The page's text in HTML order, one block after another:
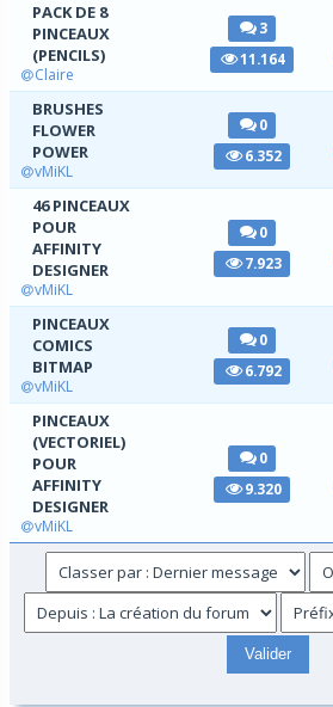
PACK DE 8
PINCEAUX
(PENCILS)
Claire
3
11.164
BRUSHES
FLOWER
POWER
vMiKL
0
6.352
46 PINCEAUX
POUR
AFFINITY
DESIGNER
vMiKL
0
7.923
PINCEAUX
COMICS
BITMAP
vMiKL
0
6.792
PINCEAUX
(VECTORIEL)
POUR
AFFINITY
DESIGNER
vMiKL
0
9.320